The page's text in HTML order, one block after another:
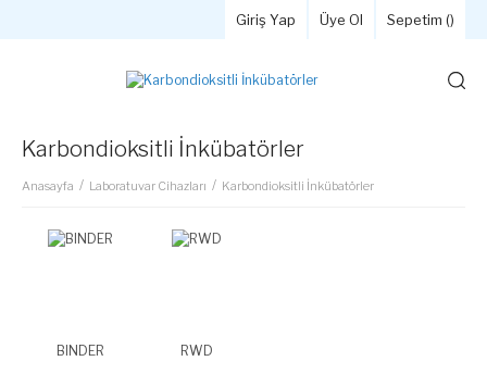
Giriş Yap Üye Ol Sepetim ()
Karbondioksitli İnkübatörler
Anasayfa Laboratuvar Cihazları Karbondioksitli İnkübatörler
BINDER RWD